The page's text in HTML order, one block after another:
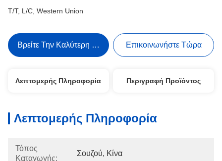
T/T, L/C, Western Union
Βρείτε Την Καλύτερη Τιμή Επικοινωνήστε Τώρα
Λεπτομερής Πληροφορία Περιγραφή Προϊόντος
Λεπτομερής Πληροφορία
Τόπος
Καταγωγής:
Σουζού, Κίνα